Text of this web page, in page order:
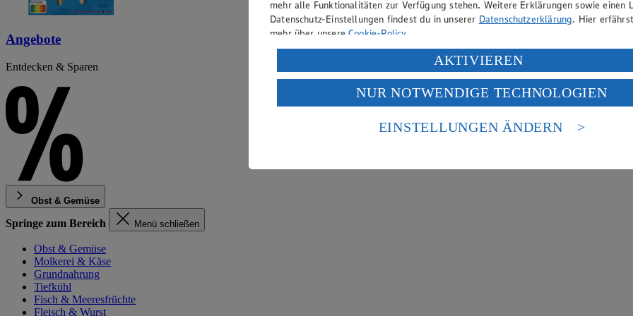
Angebote
Entdecken & Sparen
Obst & Gemüse
Springe zum Bereich Menü schließen
Obst & Gemüse
Molkerei & Käse
Grundnahrung
Tiefkühl
Fisch & Meeresfrüchte
Fleisch & Wurst
mehr alle Funktionalitäten zur Verfügung stehen. Weitere Erklärungen sowie einen
Datenschutz-Einstellungen findest du in unserer Datenschutzerklärung. Hier
mehr über unsereCookie-Policy.
Verarbeitung deiner personenbezogenen Daten in den USA durch Facebook und
Wenn du auf „Aktivieren“ klickst, willigst du im Sinne des Art. 49 Abs. 1 Satz 1 lit.
ein, dass deine Daten in den USA verarbeitet werden. Der EuGH sieht die USA als
einem nach europäischen Standards nicht angemessenen Datenschutzniveau an. Es
Risiko eines Zugriffs durch US-amerikanische Behörden.
AKTIVIEREN
NUR NOTWENDIGE TECHNOLOGIEN
EINSTELLUNGEN ÄNDERN